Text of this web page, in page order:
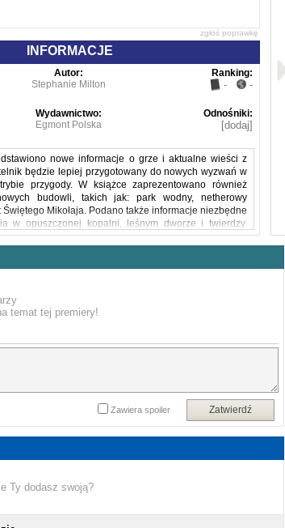
zgłoś poprawkę
INFORMACJE
Autor:
Stephanie Milton
Ranking:
- -
Wydawnictwo:
Egmont Polska
Odnośniki:
[dodaj]
nowe informacje o grze i aktualne wieści z
będzie lepiej przygotowany do nowych wyzwań w
przygody. W książce zaprezentowano również
budowli, takich jak: park wodny, netherowy
Mikołaja. Podano także informacje niezbędne
w opuszczonej kopalni, leśnym dworze i twierdzy.
ciekawy wywiad z Maksem Brooksem, który napisał
osadzoną w świecie Minecrafta pt. "Minecraft. The
temat tej premiery!
Zatwierdź
Zawiera spoiler
Ty dodasz swoją?